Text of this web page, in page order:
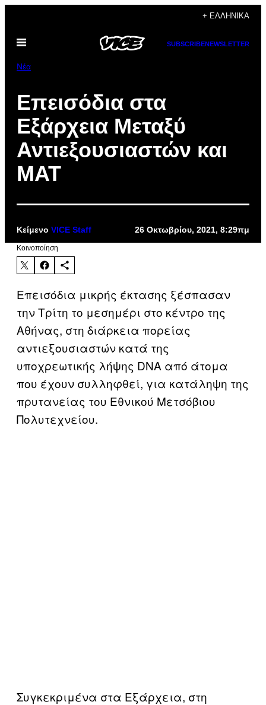
περιεχόμενο
+ ΕΛΛΗΝΙΚΆ
Ανοίξτε
SUBSCRIBENEWSLETTER
Νέα
Επεισόδια στα
Εξάρχεια Μεταξύ
Αντιεξουσιαστών και
ΜΑΤ
Κείμενο VICE Staff 26 Οκτωβρίου, 2021, 8:29πμ
Kοινοποίηση
Επεισόδια μικρής έκτασης ξέσπασαν
την Τρίτη το μεσημέρι στο κέντρο της
Αθήνας, στη διάρκεια πορείας
αντιεξουσιαστών κατά της
υποχρεωτικής λήψης DNA από άτομα
που έχουν συλληφθεί, για κατάληψη της
πρυτανείας του Εθνικού Μετσόβιου
Πολυτεχνείου.
Συγκεκριμένα στα Εξάρχεια, στη